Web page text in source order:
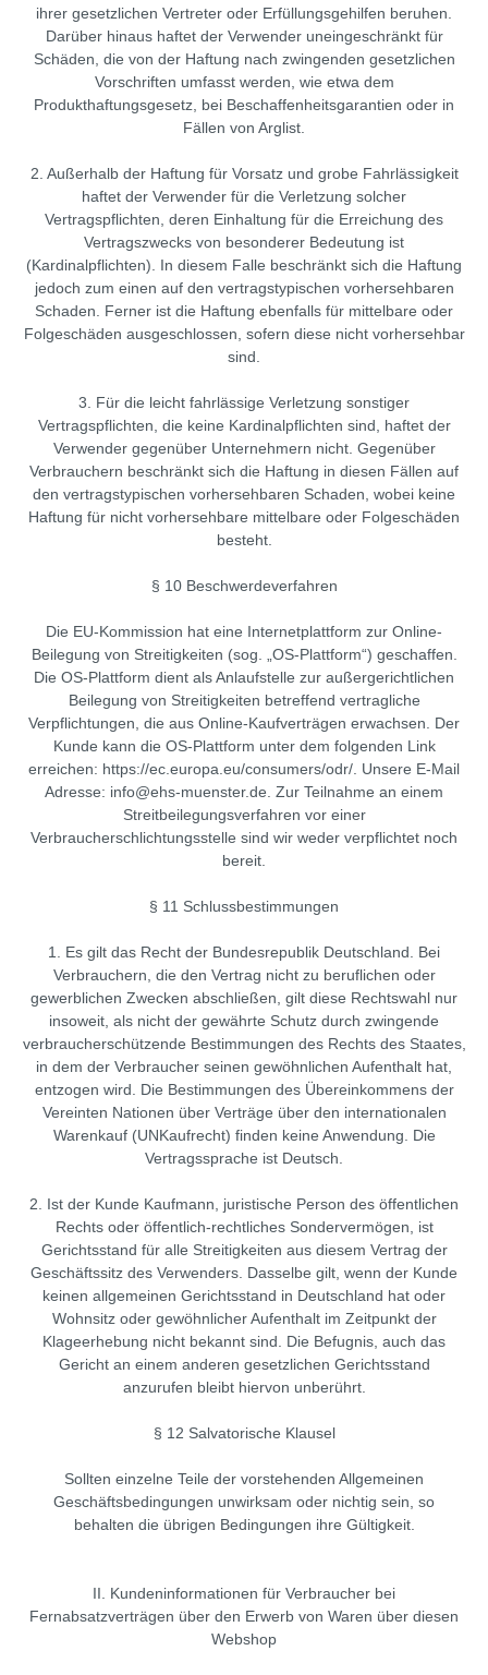
ihrer gesetzlichen Vertreter oder Erfüllungsgehilfen beruhen.
Darüber hinaus haftet der Verwender uneingeschränkt für
Schäden, die von der Haftung nach zwingenden gesetzlichen
Vorschriften umfasst werden, wie etwa dem
Produkthaftungsgesetz, bei Beschaffenheitsgarantien oder in
Fällen von Arglist.
2. Außerhalb der Haftung für Vorsatz und grobe Fahrlässigkeit
haftet der Verwender für die Verletzung solcher
Vertragspflichten, deren Einhaltung für die Erreichung des
Vertragszwecks von besonderer Bedeutung ist
(Kardinalpflichten). In diesem Falle beschränkt sich die Haftung
jedoch zum einen auf den vertragstypischen vorhersehbaren
Schaden. Ferner ist die Haftung ebenfalls für mittelbare oder
Folgeschäden ausgeschlossen, sofern diese nicht vorhersehbar
sind.
3. Für die leicht fahrlässige Verletzung sonstiger
Vertragspflichten, die keine Kardinalpflichten sind, haftet der
Verwender gegenüber Unternehmern nicht. Gegenüber
Verbrauchern beschränkt sich die Haftung in diesen Fällen auf
den vertragstypischen vorhersehbaren Schaden, wobei keine
Haftung für nicht vorhersehbare mittelbare oder Folgeschäden
besteht.
§ 10 Beschwerdeverfahren
Die EU-Kommission hat eine Internetplattform zur Online-
Beilegung von Streitigkeiten (sog. „OS-Plattform“) geschaffen.
Die OS-Plattform dient als Anlaufstelle zur außergerichtlichen
Beilegung von Streitigkeiten betreffend vertragliche
Verpflichtungen, die aus Online-Kaufverträgen erwachsen. Der
Kunde kann die OS-Plattform unter dem folgenden Link
erreichen: https://ec.europa.eu/consumers/odr/. Unsere E-Mail
Adresse: info@ehs-muenster.de. Zur Teilnahme an einem
Streitbeilegungsverfahren vor einer
Verbraucherschlichtungsstelle sind wir weder verpflichtet noch
bereit.
§ 11 Schlussbestimmungen
1. Es gilt das Recht der Bundesrepublik Deutschland. Bei
Verbrauchern, die den Vertrag nicht zu beruflichen oder
gewerblichen Zwecken abschließen, gilt diese Rechtswahl nur
insoweit, als nicht der gewährte Schutz durch zwingende
verbraucherschützende Bestimmungen des Rechts des Staates,
in dem der Verbraucher seinen gewöhnlichen Aufenthalt hat,
entzogen wird. Die Bestimmungen des Übereinkommens der
Vereinten Nationen über Verträge über den internationalen
Warenkauf (UNKaufrecht) finden keine Anwendung. Die
Vertragssprache ist Deutsch.
2. Ist der Kunde Kaufmann, juristische Person des öffentlichen
Rechts oder öffentlich-rechtliches Sondervermögen, ist
Gerichtsstand für alle Streitigkeiten aus diesem Vertrag der
Geschäftssitz des Verwenders. Dasselbe gilt, wenn der Kunde
keinen allgemeinen Gerichtsstand in Deutschland hat oder
Wohnsitz oder gewöhnlicher Aufenthalt im Zeitpunkt der
Klageerhebung nicht bekannt sind. Die Befugnis, auch das
Gericht an einem anderen gesetzlichen Gerichtsstand
anzurufen bleibt hiervon unberührt.
§ 12 Salvatorische Klausel
Sollten einzelne Teile der vorstehenden Allgemeinen
Geschäftsbedingungen unwirksam oder nichtig sein, so
behalten die übrigen Bedingungen ihre Gültigkeit.
II. Kundeninformationen für Verbraucher bei
Fernabsatzverträgen über den Erwerb von Waren über diesen
Webshop